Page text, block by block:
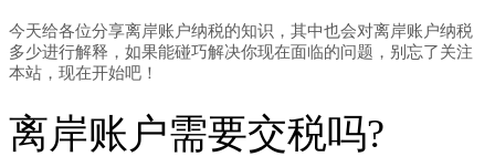
今天给各位分享离岸账户纳税的知识，其中也会对离岸账户纳税
多少进行解释，如果能碰巧解决你现在面临的问题，别忘了关注
本站，现在开始吧！
离岸账户需要交税吗?